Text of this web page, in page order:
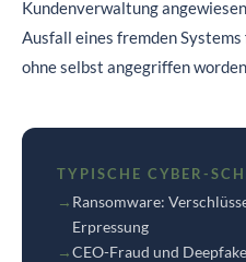
Kundenverwaltung
Ausfall eines fremden
ohne selbst angegriffen
TYPISCHE CYBER-
→ Ransomware:
Erpressung
→CEO-Fraud und